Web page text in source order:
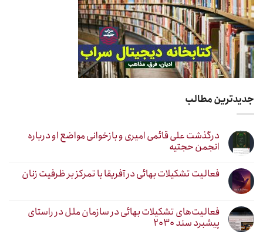
جدیدترین مطالب
درگذشت علی قائمی امیری و بازخوانی مواضع او درباره
انجمن حجتیه
فعالیت تشکیلات بهائی در آفریقا با تمرکز بر ظرفیت زنان
فعالیت‌های تشکیلات بهائی در سازمان ملل در راستای
پیشبرد سند ۲۰۳۰